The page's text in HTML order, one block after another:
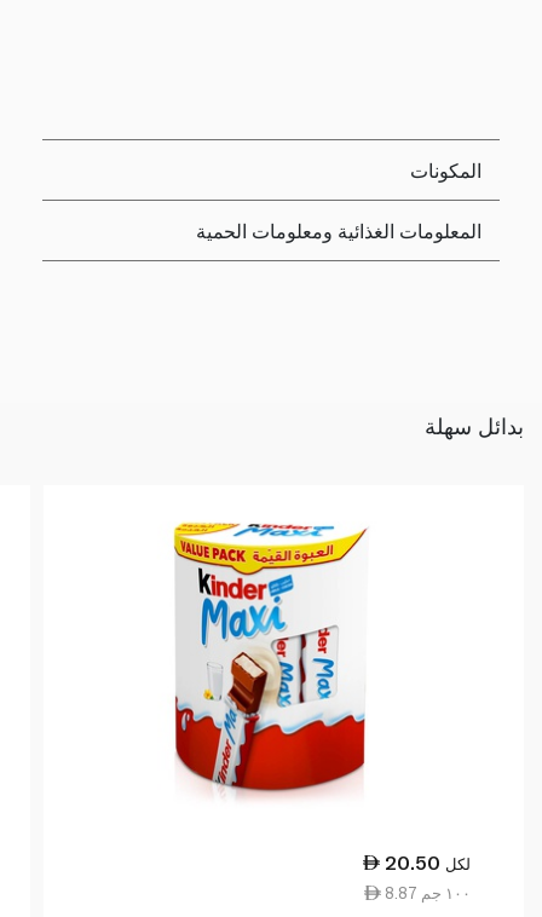
المكونات
المعلومات الغذائية ومعلومات الحمية
بدائل سهلة
20.50 لكل
8.87 ١٠٠ جم